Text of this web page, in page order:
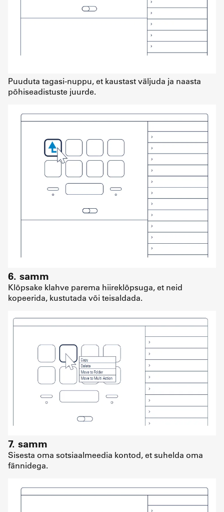
Puuduta tagasi-nuppu, et kaustast väljuda ja naasta
põhiseadistuste juurde.
6. samm
Klõpsake klahve parema hiireklõpsuga, et neid
kopeerida, kustutada või teisaldada.
7. samm
Sisesta oma sotsiaalmeedia kontod, et suhelda oma
fännidega.